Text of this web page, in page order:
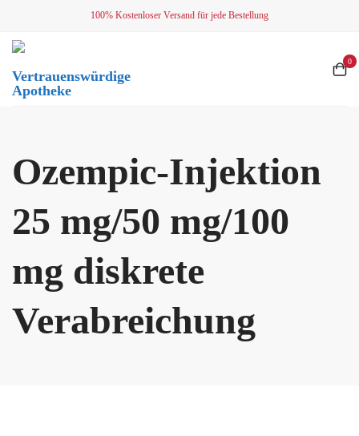
content
100% Kostenloser Versand für jede Bestellung
Vertrauenswürdige
Apotheke
0
Ozempic-Injektion
25 mg/50 mg/100
mg diskrete
Verabreichung